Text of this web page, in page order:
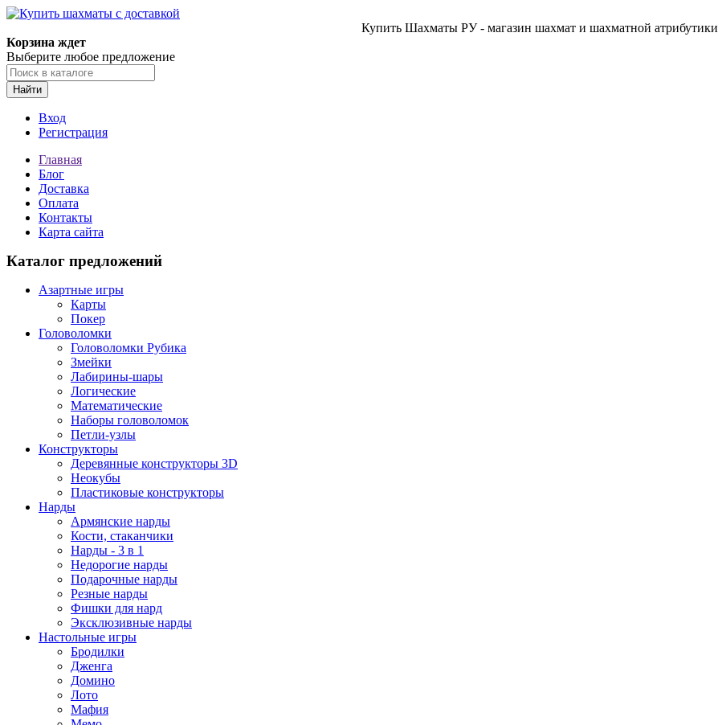
Купить Шахматы РУ - магазин шахмат и шахматной атрибутики
Корзина ждет
Выберите любое предложение
Найти
Вход
Регистрация
Главная
Блог
Доставка
Оплата
Контакты
Карта сайта
Каталог предложений
Азартные игры
Карты
Покер
Головоломки
Головоломки Рубика
Змейки
Лабирины-шары
Логические
Математические
Наборы головоломок
Петли-узлы
Конструкторы
Деревянные конструкторы 3D
Неокубы
Пластиковые конструкторы
Нарды
Армянские нарды
Кости, стаканчики
Нарды - 3 в 1
Недорогие нарды
Подарочные нарды
Резные нарды
Фишки для нард
Эксклюзивные нарды
Настольные игры
Бродилки
Дженга
Домино
Лото
Мафия